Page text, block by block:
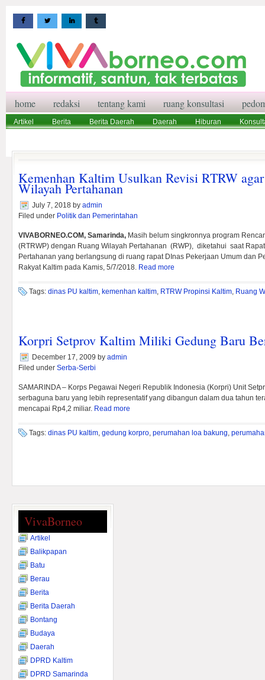
home redaksi tentang kami ruang konsultasi
Artikel Berita Berita Daerah Daerah Hiburan
Kemenhan Kaltim Usulkan Revisi RTRW
Wilayah Pertahanan
July 7, 2018 by admin
Filed under Politik dan Pemerintahan
VIVABORNEO.COM, Samarinda, Masih belum singkronnya program
(RTRWP) dengan Ruang Wilayah Pertahanan (RWP), diketahui saat
Pertahanan yang berlangsung di ruang rapat DInas Pekerjaan Umum dan
Rakyat Kaltim pada Kamis, 5/7/2018. Read more
Tags: dinas PU kaltim, kemenhan kaltim, RTRW Propinsi Kaltim, Ruang
Korpri Setprov Kaltim Miliki Gedung Baru
December 17, 2009 by admin
Filed under Serba-Serbi
SAMARINDA – Korps Pegawai Negeri Republik Indonesia (Korpri) Unit
serbaguna baru yang lebih representatif yang dibangun dalam dua tahun
mencapai Rp4,2 miliar. Read more
Tags: dinas PU kaltim, gedung korpro, perumahan loa bakung,
VivaBorneo
Artikel
Balikpapan
Batu
Berau
Berita
Berita Daerah
Bontang
Budaya
Daerah
DPRD Kaltim
DPRD Samarinda